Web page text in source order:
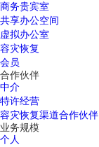
商务贵宾室
共享办公空间
虚拟办公室
容灾恢复
会员
合作伙伴
中介
特许经营
容灾恢复渠道合作伙伴
业务规模
个人